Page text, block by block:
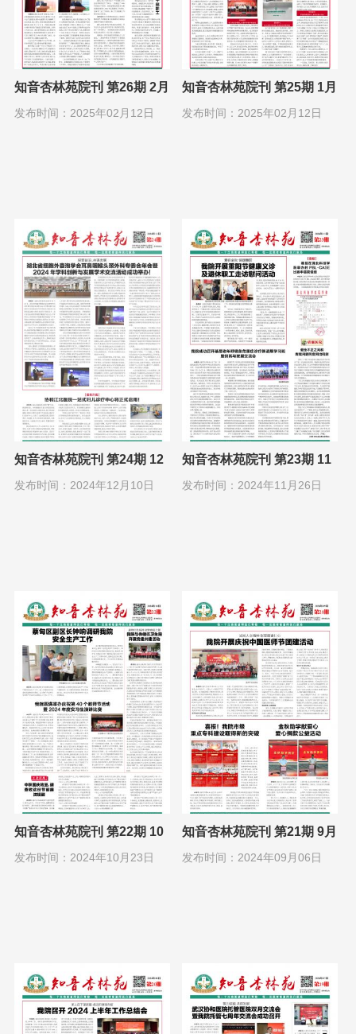
知音杏林苑院刊 第26期 2月
1日
发布时间：2025年02月12日
知音杏林苑院刊 第25期 1月
1日
发布时间：2025年02月12日
知音杏林苑院刊 第24期 12
月1日
发布时间：2024年12月10日
知音杏林苑院刊 第23期 11
月1日
发布时间：2024年11月26日
知音杏林苑院刊 第22期 10
月1日
发布时间：2024年10月23日
知音杏林苑院刊 第21期 9月
1日
发布时间：2024年09月06日